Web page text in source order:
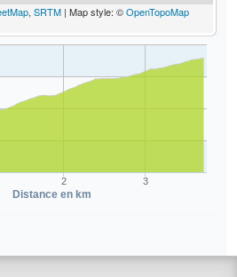
, SRTM | Map style: ©OpenTopoMap
Distance en km
2 3